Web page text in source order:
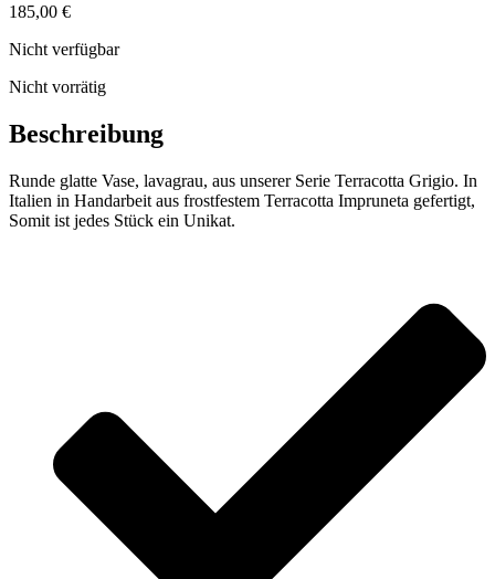
185,00 €
Nicht verfügbar
Nicht vorrätig
Beschreibung
Runde glatte Vase, lavagrau, aus unserer Serie Terracotta Grigio. In
Italien in Handarbeit aus frostfestem Terracotta Impruneta gefertigt,
Somit ist jedes Stück ein Unikat.